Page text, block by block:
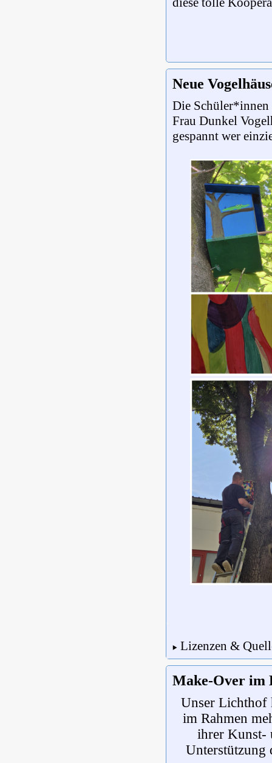
Neue
Die Schüler*innen
Frau Dunkel
gespannt wer
Lizenzen &
Make-Over im
Unser Lichthof
im Rahmen
ihrer Kunst-
Unterstützung